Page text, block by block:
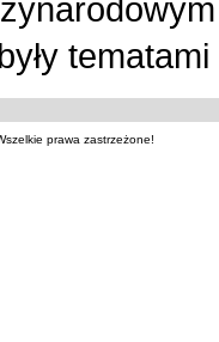
prawa zastrzeżone!